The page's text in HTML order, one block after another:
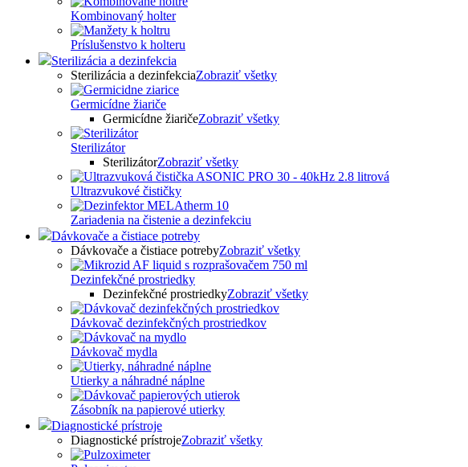
Kombinovaný holter
Príslušenstvo k holteru
Sterilizácia a dezinfekcia
Sterilizácia a dezinfekciaZobraziť všetky
Germicídne žiariče
Germicídne žiaričeZobraziť všetky
Sterilizátor
SterilizátorZobraziť všetky
Ultrazvukové čističky
Zariadenia na čistenie a dezinfekciu
Dávkovače a čistiace potreby
Dávkovače a čistiace potrebyZobraziť všetky
Dezinfekčné prostriedky
Dezinfekčné prostriedkyZobraziť všetky
Dávkovač dezinfekčných prostriedkov
Dávkovač mydla
Utierky a náhradné náplne
Zásobník na papierové utierky
Diagnostické prístroje
Diagnostické prístrojeZobraziť všetky